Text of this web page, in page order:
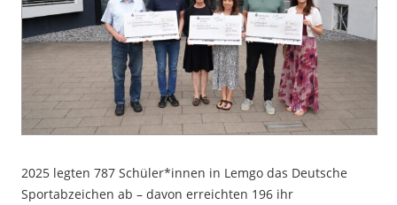
2025 legten 787 Schüler*innen in Lemgo das Deutsche
Sportabzeichen ab – davon erreichten 196 ihr